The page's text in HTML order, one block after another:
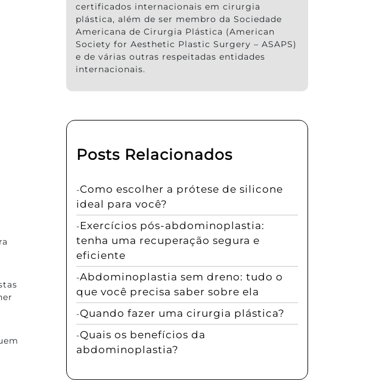
certificados internacionais em cirurgia
plástica, além de ser membro da Sociedade
Americana de Cirurgia Plástica (American
Society for Aesthetic Plastic Surgery – ASAPS)
e de várias outras respeitadas entidades
internacionais.
Posts Relacionados
Como escolher a prótese de silicone
ideal para você?
Exercícios pós-abdominoplastia:
tenha uma recuperação segura e
eficiente
Abdominoplastia sem dreno: tudo o
que você precisa saber sobre ela
Quando fazer uma cirurgia plástica?
Quais os benefícios da
abdominoplastia?